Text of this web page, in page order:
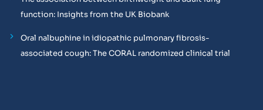
function: Insights from the UK Biobank
Oral nalbuphine in idiopathic pulmonary fibrosis-
associated cough: The CORAL randomized clinical trial